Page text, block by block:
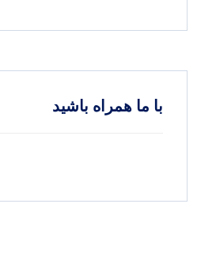
با ما همراه باشید